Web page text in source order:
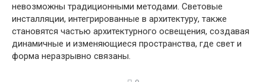
невозможны традиционными методами. Световые
инсталляции, интегрированные в архитектуру, также
становятся частью архитектурного освещения, создавая
динамичные и изменяющиеся пространства, где свет и
форма неразрывно связаны.